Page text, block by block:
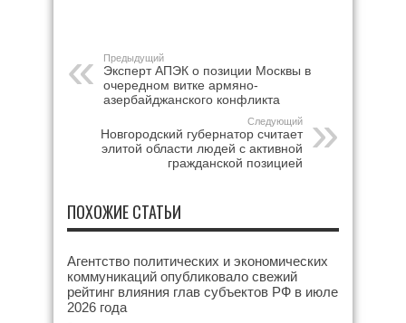
Предыдущий
Эксперт АПЭК о позиции Москвы в
очередном витке армяно-
азербайджанского конфликта
Следующий
Новгородский губернатор считает
элитой области людей с активной
гражданской позицией
ПОХОЖИЕ СТАТЬИ
Агентство политических и экономических
коммуникаций опубликовало свежий
рейтинг влияния глав субъектов РФ в июле
2026 года